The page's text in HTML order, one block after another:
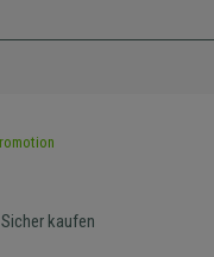
Sicher kaufen